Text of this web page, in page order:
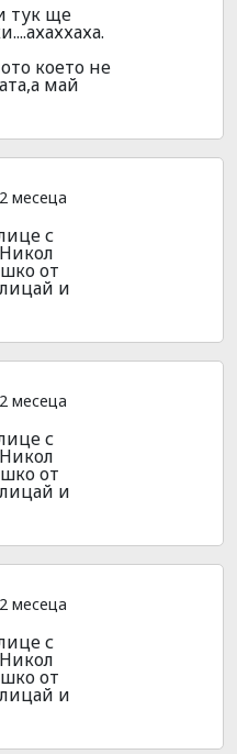
тук ще
което не
май
месеца
с
от
и
месеца
с
от
и
месеца
с
от
и